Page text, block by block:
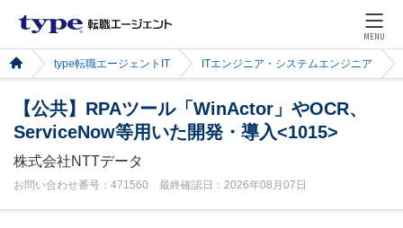
MENU
type転職エージェントIT ITエンジニア・システムエンジニア
【公共】RPAツール「WinActor」やOCR、
ServiceNow等用いた開発・導入<1015>
株式会社NTTデータ
お問い合わせ番号：471560 最終確認日：2026年08月07日